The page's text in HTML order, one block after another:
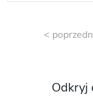
<
Odkryj